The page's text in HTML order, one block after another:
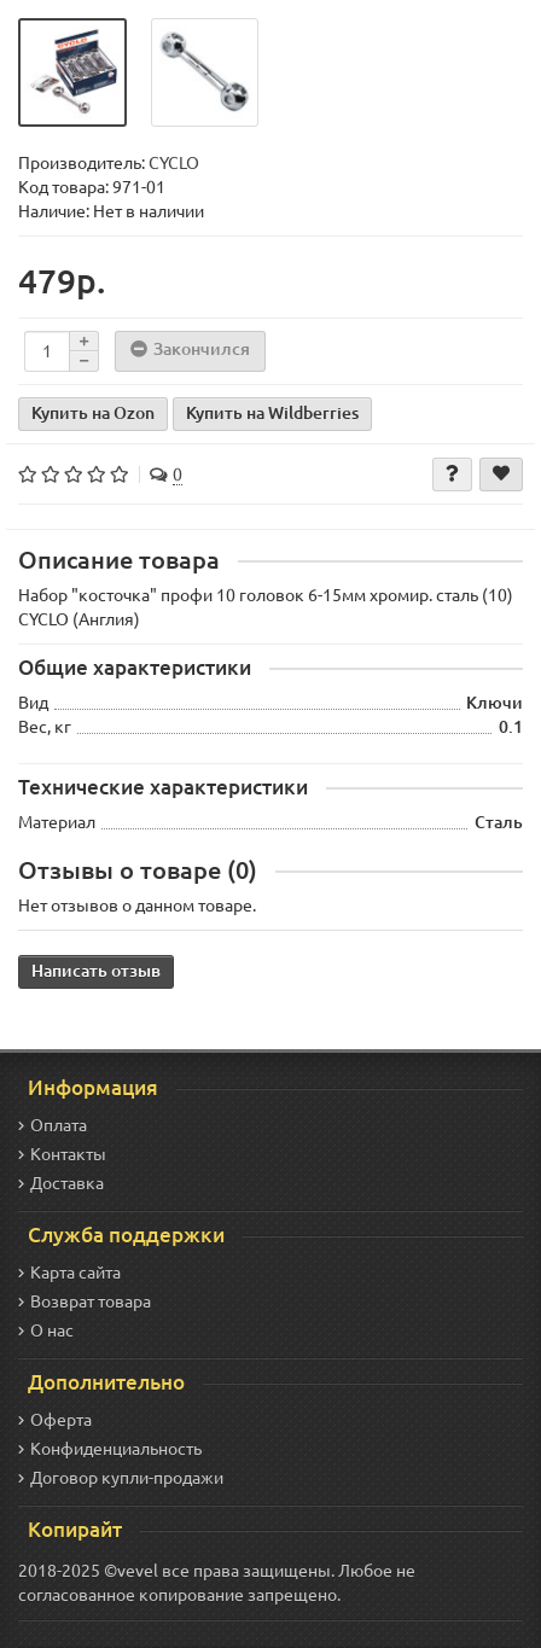
Производитель:CYCLO
Код товара:971-01
Наличие: Нет в наличии
479р.
Закончился
Купить на Ozon Купить на Wildberries
0
Описание товара
Набор "косточка" профи 10 головок 6-15мм хромир. сталь (10)
CYCLO (Англия)
Общие характеристики
Вид
Ключи
Вес, кг
0.1
Технические характеристики
Материал Сталь
Отзывы о товаре (0)
Нет отзывов о данном товаре.
Написать отзыв
Информация
Оплата
Контакты
Доставка
Служба поддержки
Карта сайта
Возврат товара
О нас
Дополнительно
Оферта
Конфиденциальность
Договор купли-продажи
Копирайт
2018-2025 ©vevel все права защищены. Любое не
согласованное копирование запрещено.